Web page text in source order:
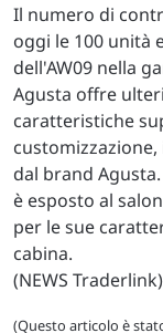
Il numero di
oggi le 100 unità
dell'AW09 nella
Agusta offre
caratteristiche
dal brand
è esposto al
per le sue
cabina.
(NEWS Traderlink)
(Questo articolo è